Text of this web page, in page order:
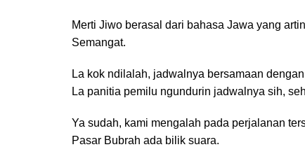
Merti Jiwo berasal dari bahasa Jawa yang
Semangat.
La kok ndilalah, jadwalnya bersamaan
La panitia pemilu ngundurin jadwalnya sih,
Ya sudah, kami mengalah pada perjalanan
Pasar Bubrah ada bilik suara.